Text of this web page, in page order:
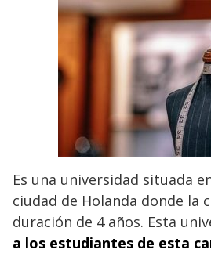
Es una universidad situada
ciudad de Holanda donde la
duración de 4 años. Esta
a los estudiantes de esta